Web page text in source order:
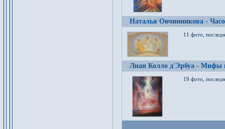
Наталья Овчинникова -
11 фото,
Лиан Колло д'Эрбуа - Мифы
19 фото,